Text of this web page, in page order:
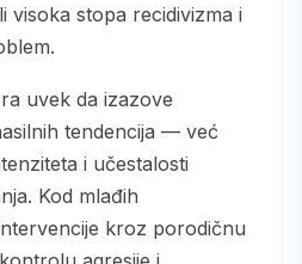
visoka stopa recidivizma i
tendencija — već
i učestalosti
Kod mlađih
kroz porodičnu